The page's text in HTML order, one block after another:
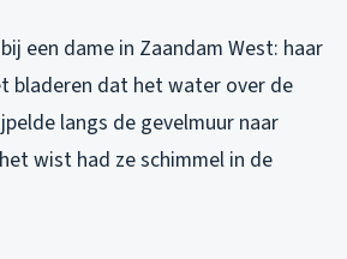
een dame in Zaandam West: haar
bladeren dat het water over de
langs de gevelmuur naar
wist had ze schimmel in de